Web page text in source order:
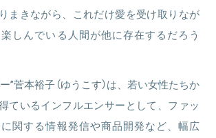
まきながら、これだけ愛を受け取りなが
しんでいる人間が他に存在するだろう
”菅本裕子（ゆうこす）は、若い女性たちか
ているインフルエンサーとして、ファッ
関する情報発信や商品開発など、幅広